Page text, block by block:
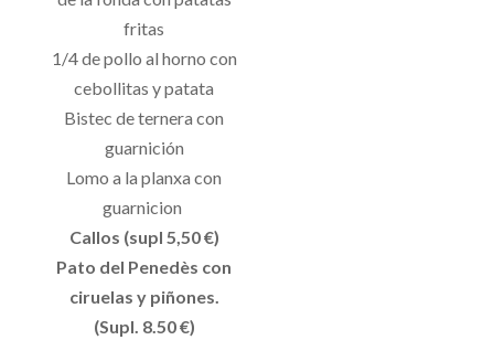
fritas
1/4 de pollo al horno con
cebollitas y patata
Bistec de ternera con
guarnición
Lomo a la planxa con
guarnicion
Callos (supl 5,50 €)
Pato del Penedès con
ciruelas y piñones.
(Supl. 8.50 €)